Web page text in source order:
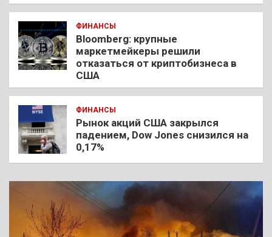
ФИНАНСЫ
Bloomberg: крупные
маркетмейкеры решили
отказаться от криптобизнеса в
США
ФИНАНСЫ
Рынок акций США закрылся
падением, Dow Jones снизился на
0,17%